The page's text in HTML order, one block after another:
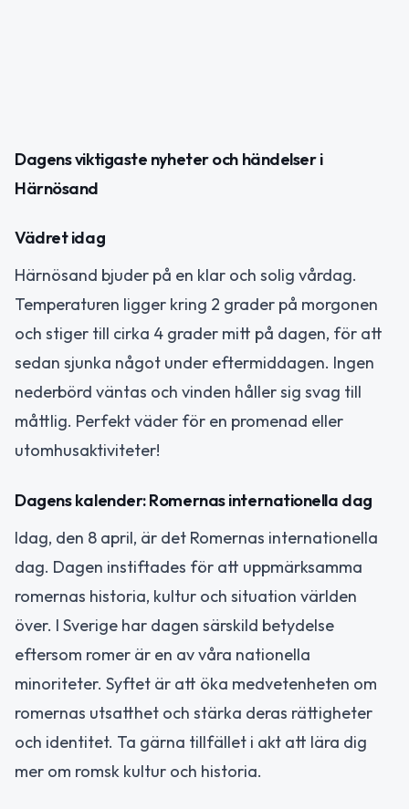
Dagens viktigaste nyheter och händelser i
Härnösand
Vädret idag
Härnösand bjuder på en klar och solig vårdag.
Temperaturen ligger kring 2 grader på morgonen
och stiger till cirka 4 grader mitt på dagen, för att
sedan sjunka något under eftermiddagen. Ingen
nederbörd väntas och vinden håller sig svag till
måttlig. Perfekt väder för en promenad eller
utomhusaktiviteter!
Dagens kalender: Romernas internationella dag
Idag, den 8 april, är det Romernas internationella
dag. Dagen instiftades för att uppmärksamma
romernas historia, kultur och situation världen
över. I Sverige har dagen särskild betydelse
eftersom romer är en av våra nationella
minoriteter. Syftet är att öka medvetenheten om
romernas utsatthet och stärka deras rättigheter
och identitet. Ta gärna tillfället i akt att lära dig
mer om romsk kultur och historia.